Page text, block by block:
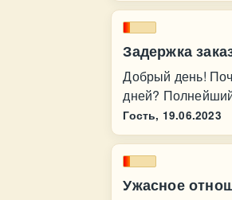
Задержка
Добрый день!
дней?
Гость, 19.06.2023
Ужасное